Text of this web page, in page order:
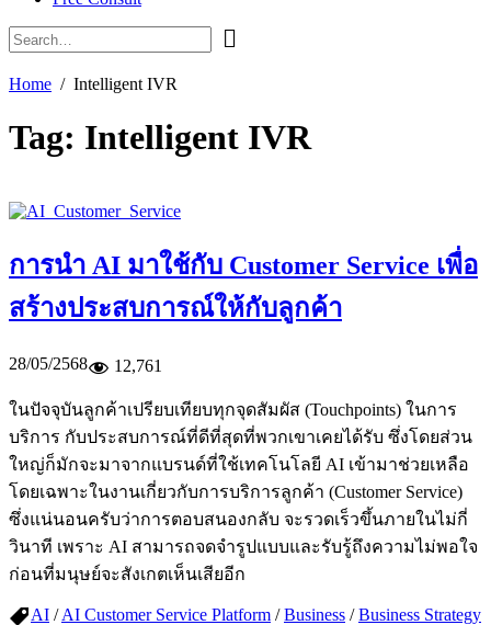
Home Intelligent IVR
Tag: Intelligent IVR
การนำ AI มาใช้กับ Customer Service เพื่อ
สร้างประสบการณ์ให้กับลูกค้า
28/05/2568 12,761
ในปัจจุบันลูกค้าเปรียบเทียบทุกจุดสัมผัส (Touchpoints) ในการ
บริการ กับประสบการณ์ที่ดีที่สุดที่พวกเขาเคยได้รับ ซึ่งโดยส่วน
ใหญ่ก็มักจะมาจากแบรนด์ที่ใช้เทคโนโลยี AI เข้ามาช่วยเหลือ
โดยเฉพาะในงานเกี่ยวกับการบริการลูกค้า (Customer Service)
ซึ่งแน่นอนครับว่าการตอบสนองกลับ จะรวดเร็วขึ้นภายในไม่กี่
วินาที เพราะ AI สามารถจดจำรูปแบบและรับรู้ถึงความไม่พอใจ
ก่อนที่มนุษย์จะสังเกตเห็นเสียอีก
AI /AI Customer Service Platform /Business /Business Strategy